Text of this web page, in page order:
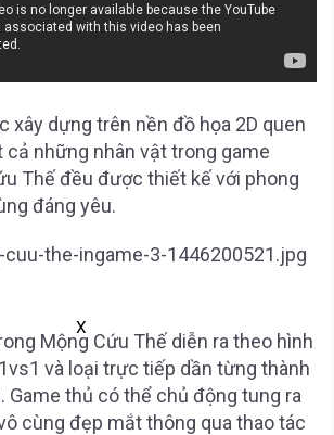
xây dựng trên nền đồ họa 2D quen
những nhân vật trong game
Thế đều được thiết kế với phong
đáng yêu.
X
Mộng Cứu Thế diễn ra theo hình
và loại trực tiếp dần từng thành
Game thủ có thể chủ động tung ra
cùng đẹp mắt thông qua thao tác